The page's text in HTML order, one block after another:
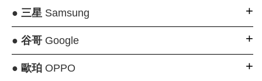
● 三星Samsung
● 谷哥Google
● 歐珀OPPO